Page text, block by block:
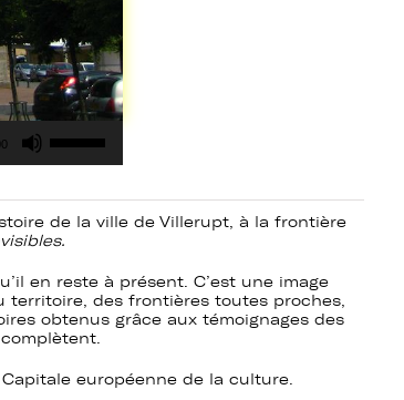
les
flèches
pour
augmenter
ou
diminuer
volume.
de la ville de Villerupt, à la frontière
en reste à présent. C’est une image
territoire, des frontières toutes proches,
obtenus grâce aux témoignages des
européenne de la culture.